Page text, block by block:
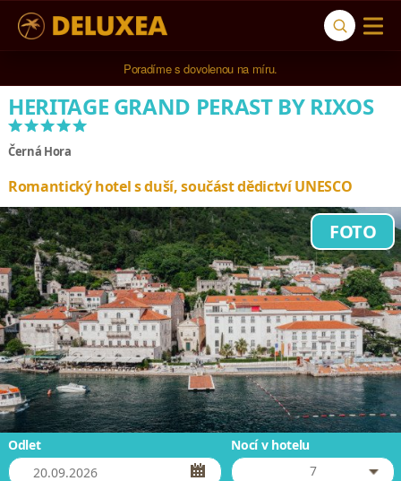
Poradíme s dovolenou na míru.
5* cestovní kancelář na luxusní dovolenou od 100.000 Kč.
HERITAGE GRAND PERAST BY RIXOS
*****
Černá Hora
Romantický hotel s duší, součást dědictví UNESCO
FOTO
Odlet
Nocí v hotelu
7